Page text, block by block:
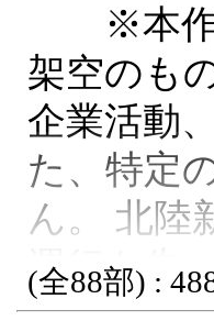
300億円
シェア」
る。 社内
した含み
長の退路
ームは忍
発により
※本作は
架空のも
企業活動
た、特定
ん。 北陸
運行を失
赤字が発
(全88部) :